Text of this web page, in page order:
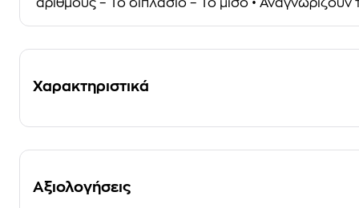
αριθμούς – Το διπλάσιο – Το μισό • Αναγνωρίζουν
Χαρακτηριστικά
Αξιολογήσεις